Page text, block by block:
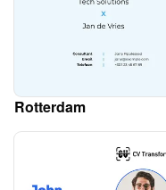
Rotterdam